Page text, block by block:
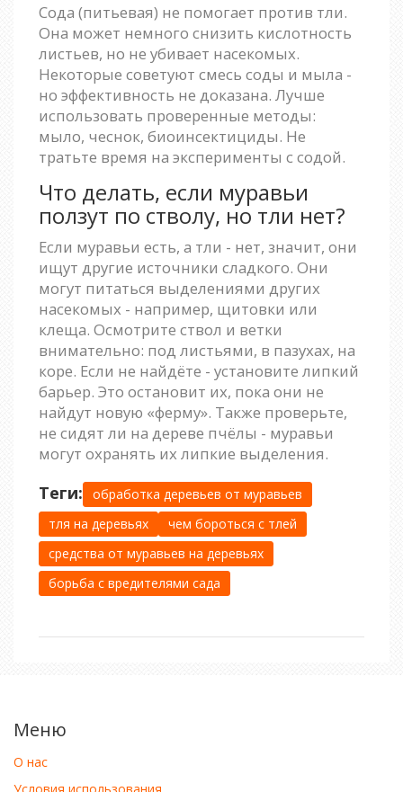
Сода (питьевая) не помогает против тли.
Она может немного снизить кислотность
листьев, но не убивает насекомых.
Некоторые советуют смесь соды и мыла -
но эффективность не доказана. Лучше
использовать проверенные методы:
мыло, чеснок, биоинсектициды. Не
тратьте время на эксперименты с содой.
Что делать, если муравьи
ползут по стволу, но тли нет?
Если муравьи есть, а тли - нет, значит, они
ищут другие источники сладкого. Они
могут питаться выделениями других
насекомых - например, щитовки или
клеща. Осмотрите ствол и ветки
внимательно: под листьями, в пазухах, на
коре. Если не найдёте - установите липкий
барьер. Это остановит их, пока они не
найдут новую «ферму». Также проверьте,
не сидят ли на дереве пчёлы - муравьи
могут охранять их липкие выделения.
Теги:
обработка деревьев от муравьев
тля на деревьях
чем бороться с тлей
средства от муравьев на деревьях
борьба с вредителями сада
Меню
О нас